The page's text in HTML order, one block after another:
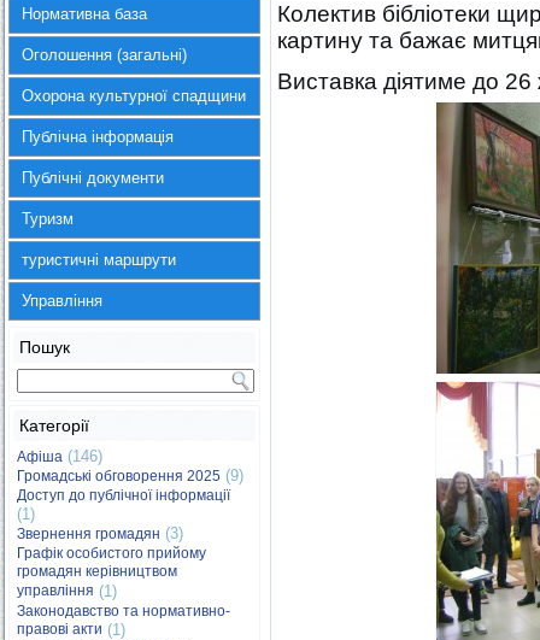
Нормативна база
Оголошення (загальні)
Охорона культурної спадщини
Публічна інформація
Публічні документи
Туризм
туристичні маршрути
Управління
Пошук
Категорії
Афіша (146)
Громадські обговорення 2025 (9)
Доступ до публічної інформації
(1)
Звернення громадян (3)
Графік особистого прийому
громадян керівництвом
управління (1)
Законодавство та нормативно-
правові акти (1)
Колектив бібліотеки
картину та бажає
Виставка діятиме до